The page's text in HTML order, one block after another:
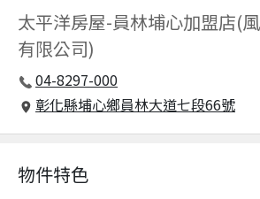
太平洋房屋-員林埔心加盟店(
有限公司)
04-8297-000
彰化縣埔心鄉員林大道七段66號
物件特色